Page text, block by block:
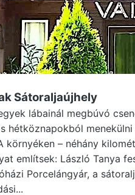
Sátoraljaújhely
lábainál megbúvó
hétköznapokból
környéken – néhány
említsek: László Tanya
Porcelángyár, a